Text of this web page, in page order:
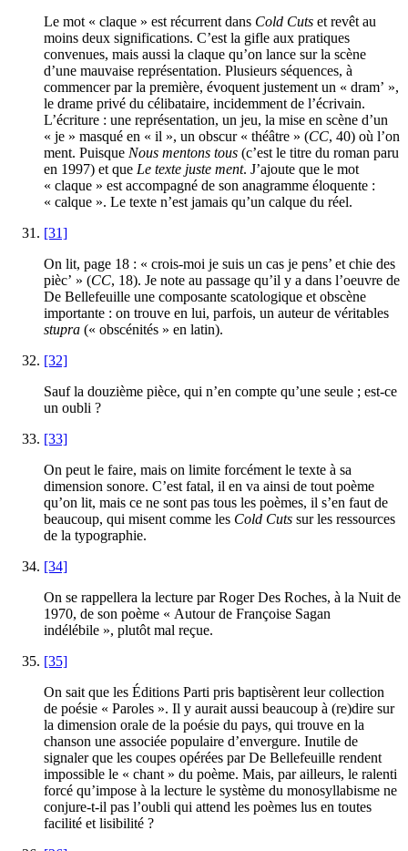
Le mot « claque » est récurrent dans Cold Cuts et revêt au
moins deux significations. C’est la gifle aux pratiques
convenues, mais aussi la claque qu’on lance sur la scène
d’une mauvaise représentation. Plusieurs séquences, à
commencer par la première, évoquent justement un « dram’ »,
le drame privé du célibataire, incidemment de l’écrivain.
L’écriture : une représentation, un jeu, la mise en scène d’un
« je » masqué en « il », un obscur « théâtre » (CC, 40) où l’on
ment. Puisque Nous mentons tous (c’est le titre du roman paru
en 1997) et que Le texte juste ment. J’ajoute que le mot
« claque » est accompagné de son anagramme éloquente :
« calque ». Le texte n’est jamais qu’un calque du réel.
[31]
On lit, page 18 : « crois-moi je suis un cas je pens’ et chie des
pièc’ » (CC, 18). Je note au passage qu’il y a dans l’oeuvre de
De Bellefeuille une composante scatologique et obscène
importante : on trouve en lui, parfois, un auteur de véritables
stupra (« obscénités » en latin).
[32]
Sauf la douzième pièce, qui n’en compte qu’une seule ; est-ce
un oubli ?
[33]
On peut le faire, mais on limite forcément le texte à sa
dimension sonore. C’est fatal, il en va ainsi de tout poème
qu’on lit, mais ce ne sont pas tous les poèmes, il s’en faut de
beaucoup, qui misent comme les Cold Cuts sur les ressources
de la typographie.
[34]
On se rappellera la lecture par Roger Des Roches, à la Nuit de
1970, de son poème « Autour de Françoise Sagan
indélébile », plutôt mal reçue.
[35]
On sait que les Éditions Parti pris baptisèrent leur collection
de poésie « Paroles ». Il y aurait aussi beaucoup à (re)dire sur
la dimension orale de la poésie du pays, qui trouve en la
chanson une associée populaire d’envergure. Inutile de
signaler que les coupes opérées par De Bellefeuille rendent
impossible le « chant » du poème. Mais, par ailleurs, le ralenti
forcé qu’impose à la lecture le système du monosyllabisme ne
conjure-t-il pas l’oubli qui attend les poèmes lus en toutes
facilité et lisibilité ?